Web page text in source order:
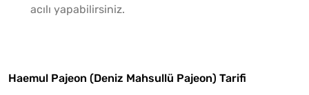
acılı yapabilirsiniz.
Haemul Pajeon (Deniz Mahsullü Pajeon) Tarifi